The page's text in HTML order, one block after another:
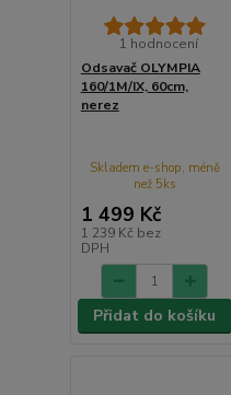
1 hodnocení
Odsavač OLYMPIA
160/1M/IX, 60cm,
nerez
1 499 Kč
1 239 Kč bez
DPH
Skladem e-shop, méně
než 5ks
Přidat do košíku